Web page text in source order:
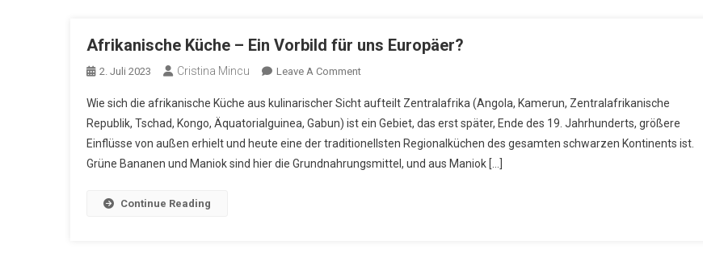
Afrikanische Küche – Ein Vorbild für uns Europäer?
2. Juli 2023 Cristina Mincu Leave A CommentOn
Küche
–
Ein
Vorbild
Wie sich die afrikanische Küche aus kulinarischer Sicht aufteilt Zentralafrika (Angola, Kamerun, Zentralafrikanische
Republik, Tschad, Kongo, Äquatorialguinea, Gabun) ist ein Gebiet, das erst später, Ende des 19. Jahrhunderts, größere
Einflüsse von außen erhielt und heute eine der traditionellsten Regionalküchen des gesamten schwarzen Kontinents ist.
Grüne Bananen und Maniok sind hier die Grundnahrungsmittel, und aus Maniok […]
Continue Reading